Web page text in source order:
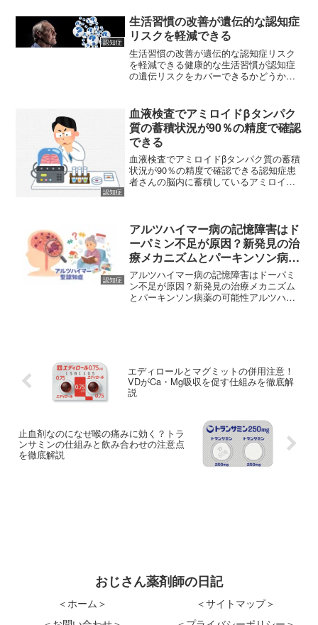
する技術を開発した」という内容が科学
雑誌natureに掲載さ...
認知症
生活習慣の改善が遺伝的な認知症
リスクを軽減できる
生活習慣の改善が遺伝的な認知症リスク
を軽減できる健康的な生活習慣が認知症
の遺伝リスクをカバーできるかどうか英
データによると、認知症の遺伝リスクが
ある方でも生活習...
認知症
血液検査でアミロイドβタンパク
質の蓄積状況が90％の精度で確認
できる
血液検査でアミロイドβタンパク質の蓄積
状況が90％の精度で確認できる認知症患
者さんの脳内に蓄積しているアミロイドβ
し、 採取した脳脊髄...
認知症
アルツハイマー病の記憶障害はド
ーパミン不足が原因？新発見の治
療メカニズムとパーキンソン病薬
の可能性
アルツハイマー病の記憶障害はドーパミ
ン不足が原因？新発見の治療メカニズム
とパーキンソン病薬の可能性アルツハイ
エディロールとマグミットの併用注意！
VDがCa・Mg吸収を促す仕組みを徹底解
説
止血剤なのになぜ喉の痛みに効く？トラ
ンサミンの仕組みと飲み合わせの注意点
を徹底解説
おじさん薬剤師の日記
＜ホーム＞
＜サイトマップ＞